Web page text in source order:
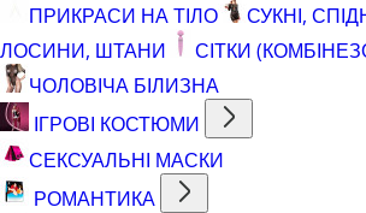
ПРИКРАСИ НА ТІЛО
СУКНІ,
ЛОСИНИ, ШТАНИ
СІТКИ
ЧОЛОВІЧА БІЛИЗНА
ІГРОВІ КОСТЮМИ
СЕКСУАЛЬНІ МАСКИ
РОМАНТИКА